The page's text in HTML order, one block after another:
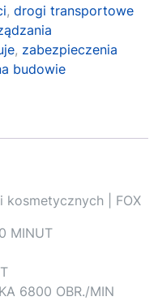
, drogi transportowe
, zabezpieczenia
budowie
| FOX
MINUT
6800 OBR./MIN